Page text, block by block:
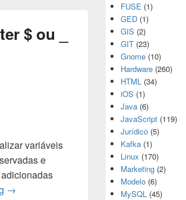
$ ou _
variáveis
e
adicionadas
Vue.set e atributo contendo caracter $ ou
→
FUSE (1)
GED (1)
GIS (2)
GIT (23)
Gnome (10)
Hardware (260)
HTML (34)
iOS (1)
Java (6)
JavaScript (119)
Jurídico (5)
Kafka (1)
Linux (170)
Marketing (2)
Modelo (6)
MySQL (45)